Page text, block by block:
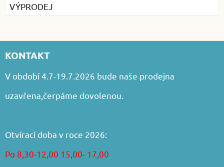
VÝPRODEJ
KONTAKT
V období 4.7-19.7.2026 bude naše prodejna
uzavřena,čerpáme dovolenou.
Otvírací doba v roce 2026:
Po 8,30-12,00 15,00- 17,00